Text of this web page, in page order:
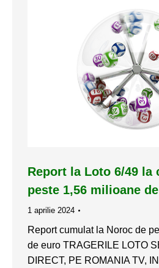
Report la Loto 6/49 la
peste 1,56 milioane
1 aprilie 2024
Report cumulat la Noroc de
de euro TRAGERILE LOTO
DIRECT, PE ROMANIA TV,